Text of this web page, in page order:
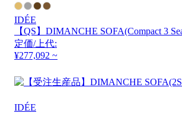
IDÉE
【QS】DIMANCHE SOFA(Compact 3
定価/上代:
¥277,092 ~
IDÉE